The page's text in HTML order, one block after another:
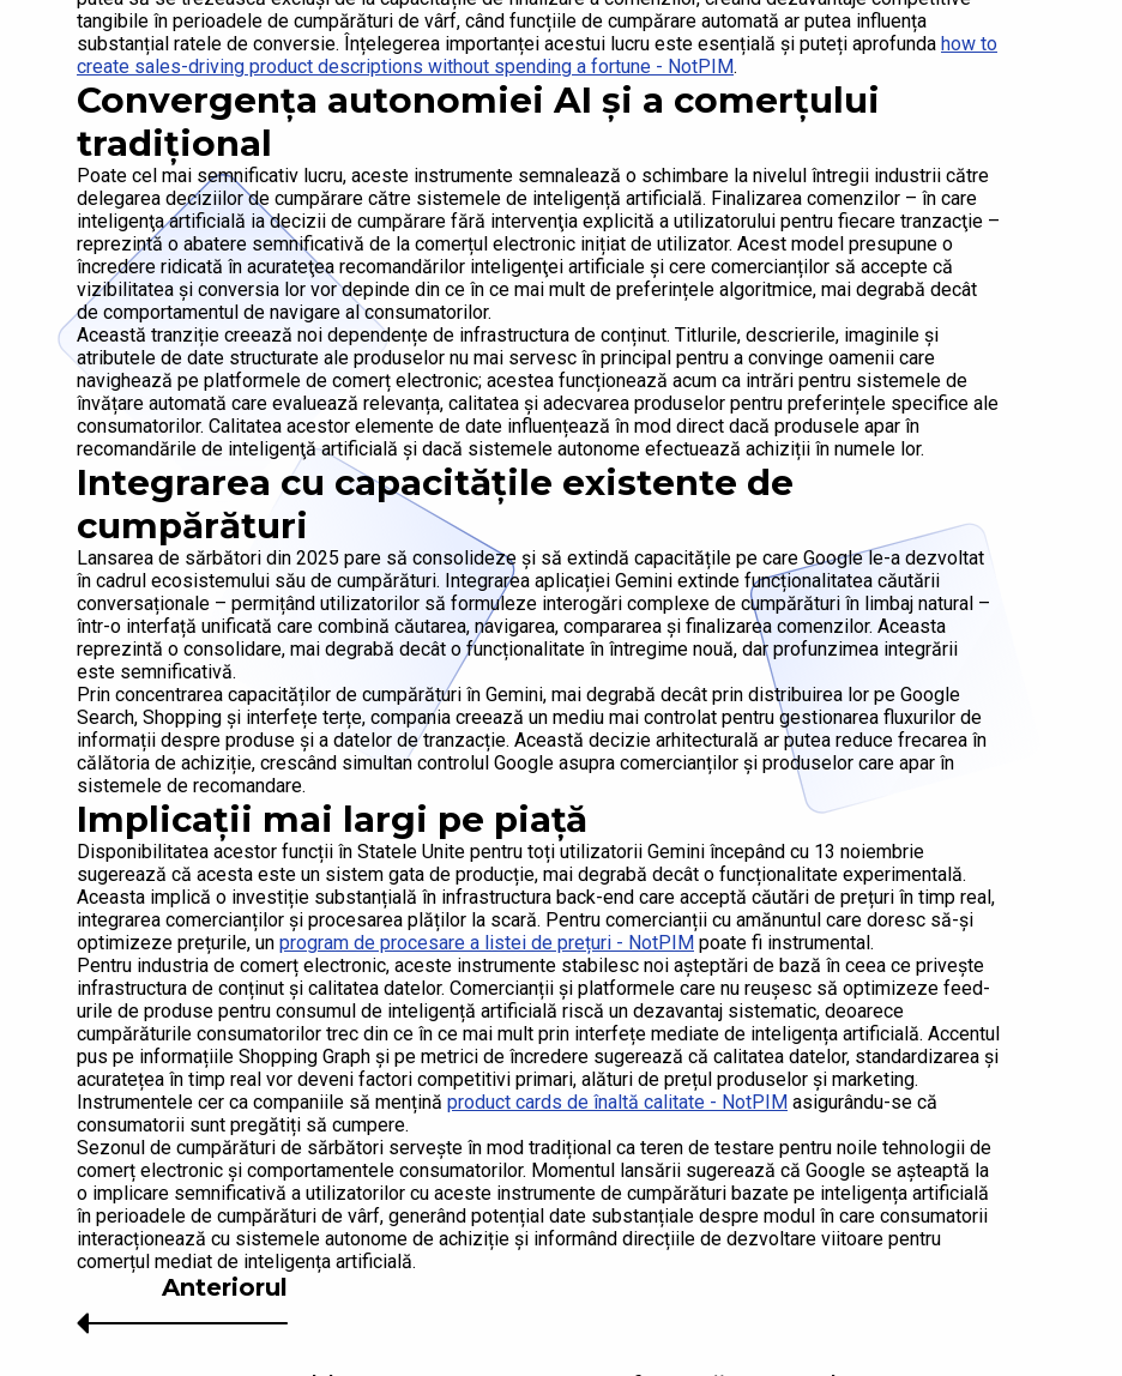
tangibile în perioadele de cumpărături de vârf, când funcțiile de cumpărare automată ar putea influența
substanțial ratele de conversie. Înțelegerea importanței acestui lucru este esențială și puteți aprofunda how to
create sales-driving product descriptions without spending a fortune - NotPIM.
Convergența autonomiei AI și a comerțului
tradițional
Poate cel mai semnificativ lucru, aceste instrumente semnalează o schimbare la nivelul întregii industrii către
delegarea deciziilor de cumpărare către sistemele de inteligență artificială. Finalizarea comenzilor – în care
inteligenţa artificială ia decizii de cumpărare fără intervenţia explicită a utilizatorului pentru fiecare tranzacţie –
reprezintă o abatere semnificativă de la comerțul electronic inițiat de utilizator. Acest model presupune o
încredere ridicată în acurateţea recomandărilor inteligenţei artificiale și cere comercianților să accepte că
vizibilitatea și conversia lor vor depinde din ce în ce mai mult de preferințele algoritmice, mai degrabă decât
de comportamentul de navigare al consumatorilor.
Această tranziție creează noi dependențe de infrastructura de conținut. Titlurile, descrierile, imaginile și
atributele de date structurate ale produselor nu mai servesc în principal pentru a convinge oamenii care
navighează pe platformele de comerț electronic; acestea funcționează acum ca intrări pentru sistemele de
învățare automată care evaluează relevanța, calitatea și adecvarea produselor pentru preferințele specifice ale
consumatorilor. Calitatea acestor elemente de date influențează în mod direct dacă produsele apar în
recomandările de inteligenţă artificială și dacă sistemele autonome efectuează achiziții în numele lor.
Integrarea cu capacitățile existente de
cumpărături
Lansarea de sărbători din 2025 pare să consolideze și să extindă capacitățile pe care Google le-a dezvoltat
în cadrul ecosistemului său de cumpărături. Integrarea aplicației Gemini extinde funcționalitatea căutării
conversaționale – permițând utilizatorilor să formuleze interogări complexe de cumpărături în limbaj natural –
într-o interfață unificată care combină căutarea, navigarea, compararea și finalizarea comenzilor. Aceasta
reprezintă o consolidare, mai degrabă decât o funcționalitate în întregime nouă, dar profunzimea integrării
este semnificativă.
Prin concentrarea capacităților de cumpărături în Gemini, mai degrabă decât prin distribuirea lor pe Google
Search, Shopping și interfețe terțe, compania creează un mediu mai controlat pentru gestionarea fluxurilor de
informații despre produse și a datelor de tranzacție. Această decizie arhitecturală ar putea reduce frecarea în
călătoria de achiziție, crescând simultan controlul Google asupra comercianților și produselor care apar în
sistemele de recomandare.
Implicații mai largi pe piață
Disponibilitatea acestor funcții în Statele Unite pentru toți utilizatorii Gemini începând cu 13 noiembrie
sugerează că acesta este un sistem gata de producție, mai degrabă decât o funcționalitate experimentală.
Aceasta implică o investiție substanțială în infrastructura back-end care acceptă căutări de prețuri în timp real,
integrarea comercianților și procesarea plăților la scară. Pentru comercianții cu amănuntul care doresc să-și
optimizeze prețurile, un program de procesare a listei de prețuri - NotPIM poate fi instrumental.
Pentru industria de comerț electronic, aceste instrumente stabilesc noi așteptări de bază în ceea ce privește
infrastructura de conținut și calitatea datelor. Comercianții și platformele care nu reușesc să optimizeze feed-
urile de produse pentru consumul de inteligență artificială riscă un dezavantaj sistematic, deoarece
cumpărăturile consumatorilor trec din ce în ce mai mult prin interfețe mediate de inteligența artificială. Accentul
pus pe informațiile Shopping Graph și pe metrici de încredere sugerează că calitatea datelor, standardizarea și
acuratețea în timp real vor deveni factori competitivi primari, alături de prețul produselor și marketing.
Instrumentele cer ca companiile să mențină product cards de înaltă calitate - NotPIM asigurându-se că
consumatorii sunt pregătiți să cumpere.
Sezonul de cumpărături de sărbători servește în mod tradițional ca teren de testare pentru noile tehnologii de
comerț electronic și comportamentele consumatorilor. Momentul lansării sugerează că Google se așteaptă la
o implicare semnificativă a utilizatorilor cu aceste instrumente de cumpărături bazate pe inteligența artificială
în perioadele de cumpărături de vârf, generând potențial date substanțiale despre modul în care consumatorii
interacționează cu sistemele autonome de achiziție și informând direcțiile de dezvoltare viitoare pentru
comerțul mediat de inteligența artificială.
Anteriorul